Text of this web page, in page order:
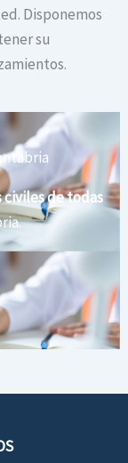
Disponemos
su
de todas